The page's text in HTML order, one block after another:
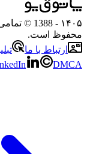
- 1388 © تمامی
است.
با ما
تبلیغات
LinkedIn